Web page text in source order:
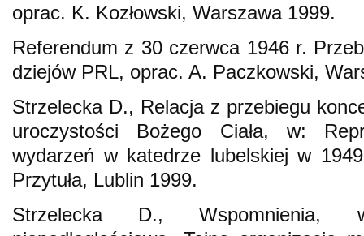
oprac. K. Kozłowski, Warszawa 1999.
Referendum z 30 czerwca 1946 r.
dziejów PRL, oprac. A. Paczkowski,
Strzelecka D., Relacja z przebiegu
uroczystości Bożego Ciała, w:
wydarzeń w katedrze lubelskiej w
Przytuła, Lublin 1999.
Strzelecka D., Wspomnienia,